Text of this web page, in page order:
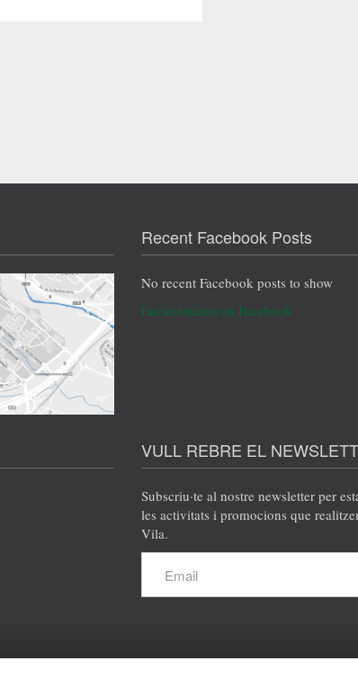
d’espera et contactarem quan
d’agost és de 9 a 20 hores, de
dubte, contacta’ns:
Tel.: 93 581 70 04 email:
vila@vilauniversitaria.com
Recent Facebook Posts
No recent Facebook posts to show
Encuéntranos en Facebook
VULL REBRE EL
Subscriu·te al nostre newsletter per
les activitats i promocions que
Vila.